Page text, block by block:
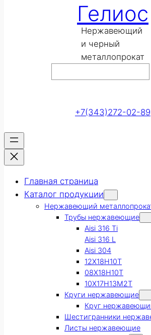
Гелиос
Нержавеющий
и черный
металлопрокат
+7(343)272-02-89
Главная страница
Каталог продукции
Нержавеющий
Трубы нержавеющие
Aisi 316 Ti
Aisi 316 L
Aisi 304
12Х18Н10Т
08Х18Н10Т
10Х17Н13М2Т
Круги нержавеющие
Круг
Шестигранники
Листы нержавеющие